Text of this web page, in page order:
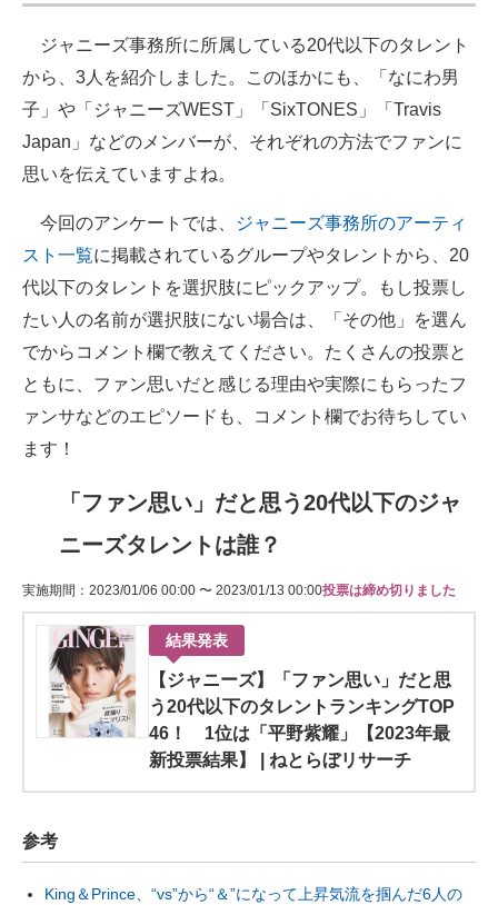
ジャニーズ事務所に所属している20代以下のタレント
から、3人を紹介しました。このほかにも、「なにわ男
子」や「ジャニーズWEST」「SixTONES」「Travis
Japan」などのメンバーが、それぞれの方法でファンに
思いを伝えていますよね。
今回のアンケートでは、
ジャニーズ事務所のアーティ
スト一覧に掲載されているグループやタレントから、20
代以下のタレントを選択肢にピックアップ。もし投票し
たい人の名前が選択肢にない場合は、「その他」を選ん
でからコメント欄で教えてください。たくさんの投票と
ともに、ファン思いだと感じる理由や実際にもらったフ
ァンサなどのエピソードも、コメント欄でお待ちしてい
ます！
「ファン思い」だと思う20代以下のジャ
ニーズタレントは誰？
実施期間：2023/01/06 00:00 〜 2023/01/13 00:00投票は締め切りました
結果発表
【ジャニーズ】「ファン思い」だと思
う20代以下のタレントランキングTOP
46！ 1位は「平野紫耀」【2023年最
新投票結果】 | ねとらぼリサーチ
参考
King＆Prince、“vs”から“＆”になって上昇気流を掴んだ6人の